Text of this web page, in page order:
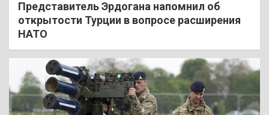
Представитель Эрдогана напомнил об
открытости Турции в вопросе расширения
НАТО